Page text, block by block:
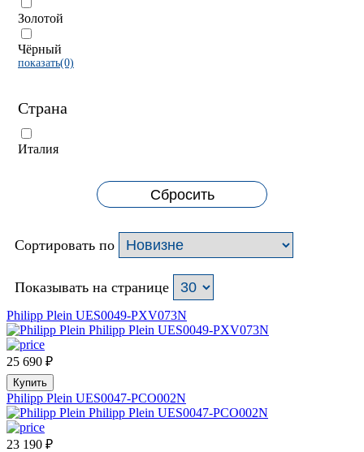
Золотой
Чёрный
показать(0)
Страна
Италия
Сбросить
Сортировать по
Показывать на странице
Philipp Plein UES0049-PXV073N
25 690 ₽
Купить
Philipp Plein UES0047-PCO002N
23 190 ₽